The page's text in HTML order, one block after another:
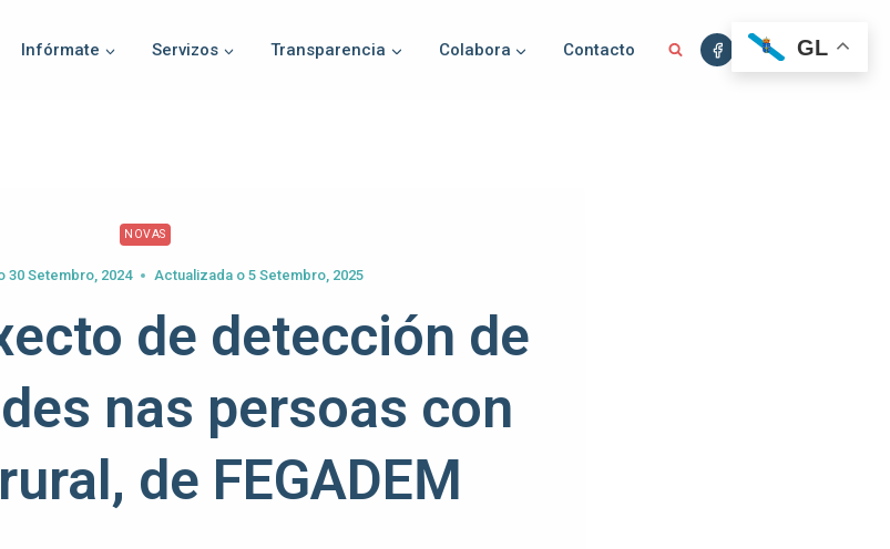
Infórmate Servizos Transparencia Colabora Contacto
NOVAS
30 Setembro, 2024 Actualizada o 5 Setembro, 2025
de detección de
nas persoas con
de FEGADEM
GL